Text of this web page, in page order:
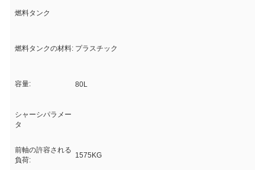
燃料タンク
燃料タンクの材料: プラスチック
容量: 80L
シャーシパラメー
タ
前軸の許容される
負荷:
1575KG